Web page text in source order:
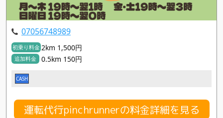
07056748989
初乗り料金 2km 1,500円
追加料金 0.5km 150円
CASH
運転代行pinchrunnerの料金詳細を見る